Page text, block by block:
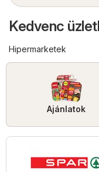
Kedvenc
Hipermarketek
Ajánlatok